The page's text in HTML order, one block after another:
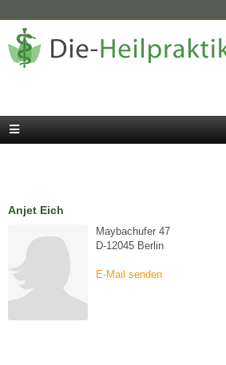
Anjet Eich
Maybachufer 47
D-12045 Berlin
E-Mail senden